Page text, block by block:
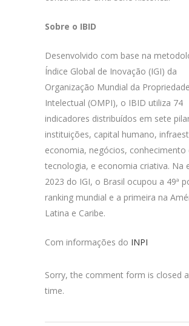
Sobre o IBID
Desenvolvido com base na
Índice Global de Inovação (IGI) da
Organização Mundial da Propriedade
Intelectual (OMPI), o IBID utiliza 74
indicadores distribuídos em sete
instituições, capital humano,
economia, negócios, conhecimento
tecnologia, e economia criativa. Na
2023 do IGI, o Brasil ocupou a 49ª
ranking mundial e a primeira na
Latina e Caribe.
Com informações do INPI
Sorry, the comment form is closed
time.